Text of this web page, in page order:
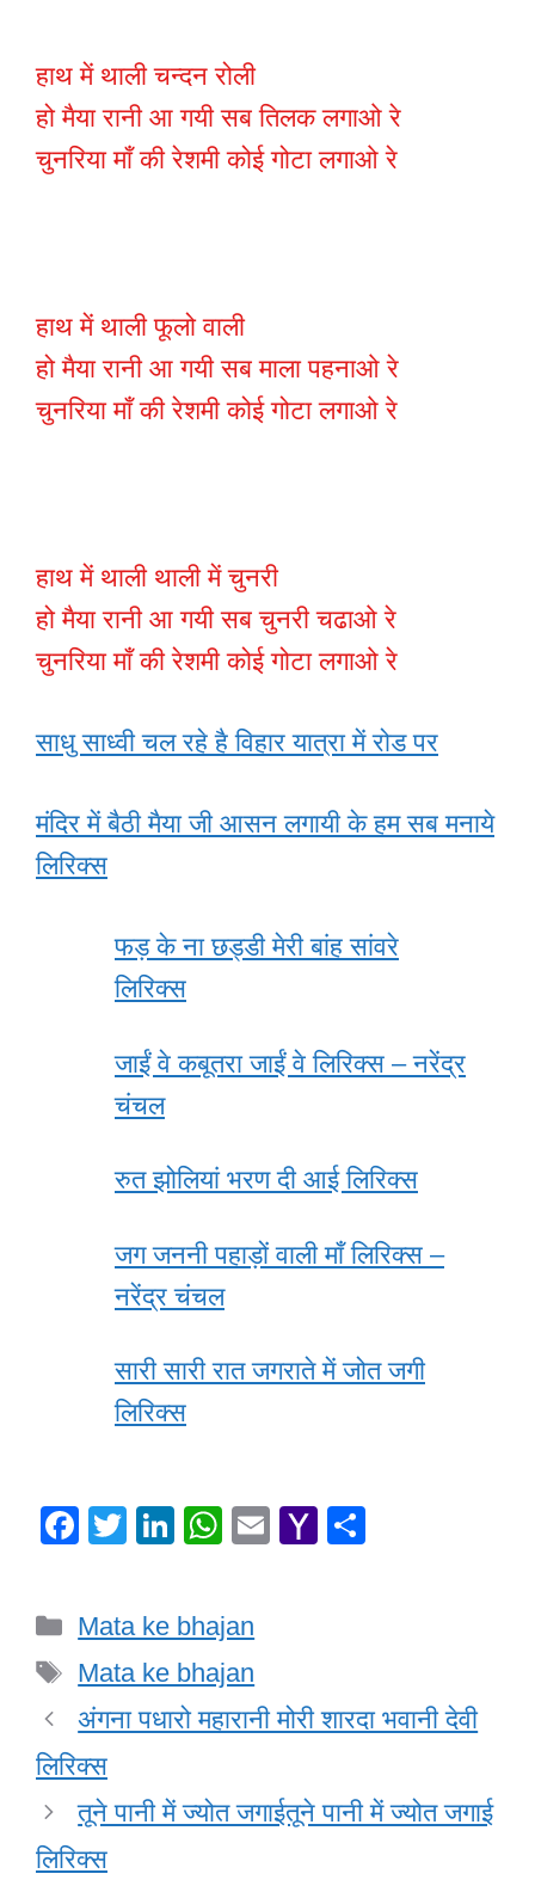
हाथ में थाली चन्दन रोली
हो मैया रानी आ गयी सब तिलक लगाओ रे
चुनरिया माँ की रेशमी कोई गोटा लगाओ रे
हाथ में थाली फूलो वाली
हो मैया रानी आ गयी सब माला पहनाओ रे
चुनरिया माँ की रेशमी कोई गोटा लगाओ रे
हाथ में थाली थाली में चुनरी
हो मैया रानी आ गयी सब चुनरी चढाओ रे
चुनरिया माँ की रेशमी कोई गोटा लगाओ रे
साधु साध्वी चल रहे है विहार यात्रा में रोड पर
मंदिर में बैठी मैया जी आसन लगायी के हम सब मनाये
लिरिक्स
फड़ के ना छड्डी मेरी बांह सांवरे
लिरिक्स
जाईं वे कबूतरा जाईं वे लिरिक्स – नरेंद्र
चंचल
रुत झोलियां भरण दी आई लिरिक्स
जग जननी पहाड़ों वाली माँ लिरिक्स –
नरेंद्र चंचल
सारी सारी रात जगराते में जोत जगी
लिरिक्स
F
e
b
o
o
k
T
er
Li
e
dI
n
W
s
A
p
E
Y
M
Categories
Mata ke bhajan
Tags
Mata ke bhajan
अंगना पधारो महारानी मोरी शारदा भवानी देवी
लिरिक्स
तूने पानी में ज्योत जगाईतूने पानी में ज्योत जगाई
लिरिक्स